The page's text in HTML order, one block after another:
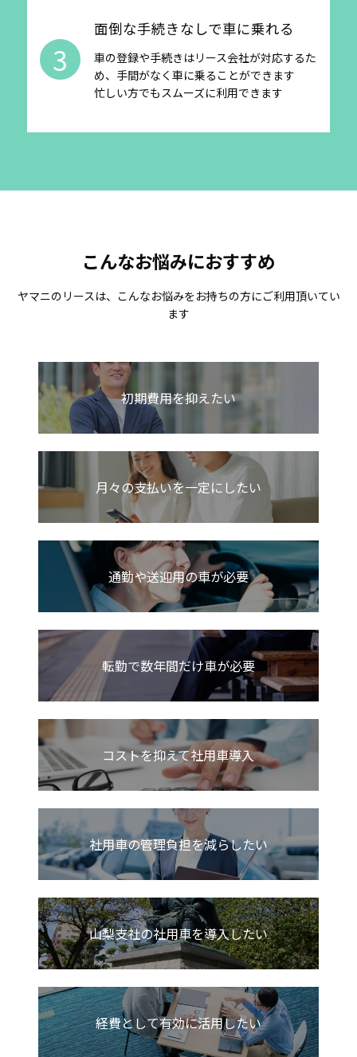
面倒な手続きなしで車に乗れる
車の登録や手続きはリース会社が対応するた
め、手間がなく車に乗ることができます
忙しい方でもスムーズに利用できます
3
こんなお悩みにおすすめ
ヤマニのリースは、こんなお悩みをお持ちの方にご利用頂いてい
ます
初期費用を抑えたい
月々の支払いを一定にしたい
通勤や送迎用の車が必要
転勤で数年間だけ車が必要
コストを抑えて社用車導入
社用車の管理負担を減らしたい
山梨支社の社用車を導入したい
経費として有効に活用したい